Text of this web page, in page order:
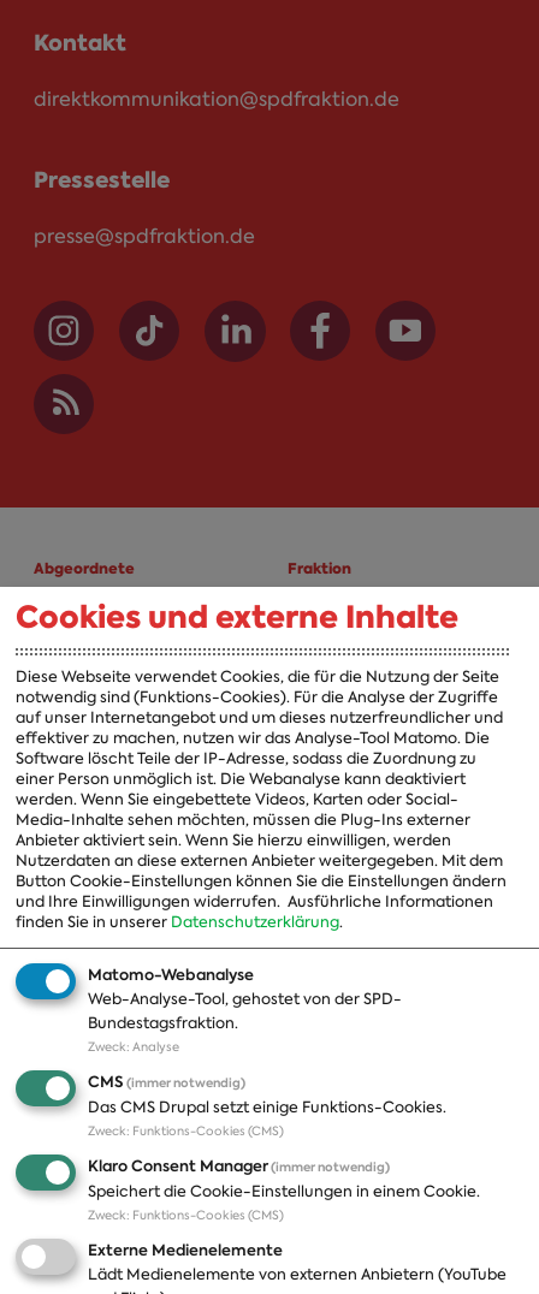
Kontakt
direktkommunikation@spdfraktion.de
Pressestelle
presse@spdfraktion.de
Abgeordnete
A-Z
Fraktion
Fraktion
Vorsitzender
Vorstand
Arbeitsgruppen
Ausschussvorsitzende
Beauftragte
Landesgruppen
Organisation
Themen
Positionen
Publikationen
Presse
Fotos
Pressekontakt
Termine
Jobs und Ausbildung
Cookies und externe Inhalte
Diese Webseite verwendet Cookies, die für die Nutzung der Seite
notwendig sind (Funktions-Cookies). Für die Analyse der Zugriffe
auf unser Internetangebot und um dieses nutzerfreundlicher und
effektiver zu machen, nutzen wir das Analyse-Tool Matomo. Die
Software löscht Teile der IP-Adresse, sodass die Zuordnung zu
einer Person unmöglich ist. Die Webanalyse kann deaktiviert
werden. Wenn Sie eingebettete Videos, Karten oder Social-
Media-Inhalte sehen möchten, müssen die Plug-Ins externer
Anbieter aktiviert sein. Wenn Sie hierzu einwilligen, werden
Nutzerdaten an diese externen Anbieter weitergegeben. Mit dem
Button Cookie-Einstellungen können Sie die Einstellungen ändern
und Ihre Einwilligungen widerrufen. Ausführliche Informationen
finden Sie in unserer Datenschutzerklärung.
Matomo-Webanalyse
Web-Analyse-Tool, gehostet von der SPD-
Bundestagsfraktion.
Zweck: Analyse
CMS (immer notwendig)
Das CMS Drupal setzt einige Funktions-Cookies.
Zweck: Funktions-Cookies (CMS)
Klaro Consent Manager(immer notwendig)
Speichert die Cookie-Einstellungen in einem Cookie.
Zweck: Funktions-Cookies (CMS)
Externe Medienelemente
Lädt Medienelemente von externen Anbietern (YouTube